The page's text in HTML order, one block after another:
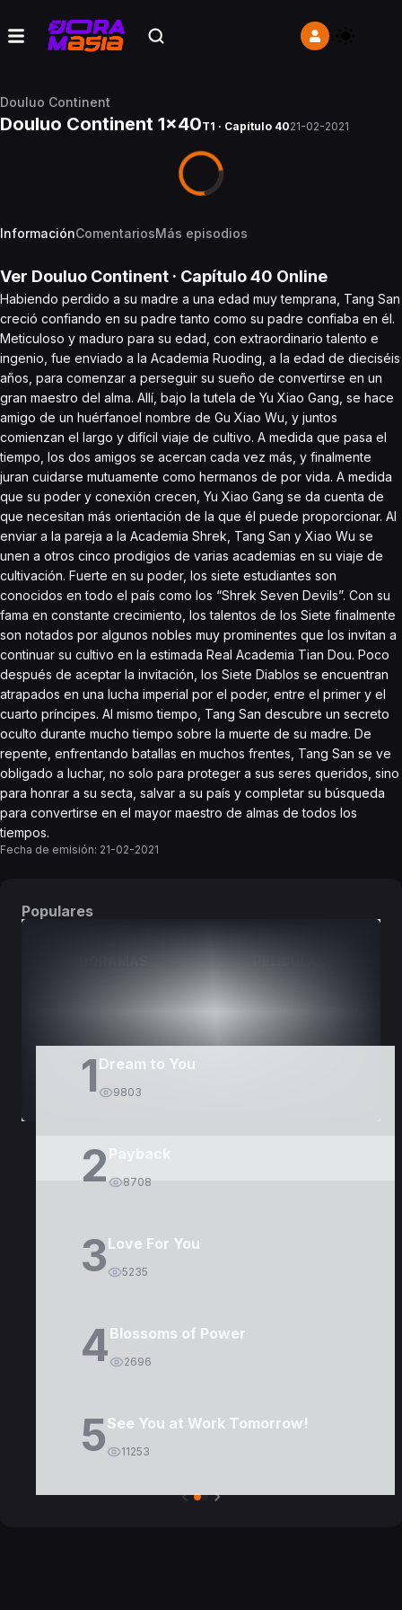
Douluo Continent
Douluo Continent 1x40T1 · Capítulo 4021-02-2021
InformaciónComentariosMás episodios
Ver Douluo Continent · Capítulo40 Online
Habiendo perdido a su madre a una edad muy temprana, Tang San
creció confiando en su padre tanto como su padre confiaba en él.
Meticuloso y maduro para su edad, con extraordinario talento e
ingenio, fue enviado a la Academia Ruoding, a la edad de dieciséis
años, para comenzar a perseguir su sueño de convertirse en un
gran maestro del alma. Allí, bajo la tutela de Yu Xiao Gang, se hace
amigo de un huérfanoel nombre de Gu Xiao Wu, y juntos
comienzan el largo y difícil viaje de cultivo. A medida que pasa el
tiempo, los dos amigos se acercan cada vez más, y finalmente
juran cuidarse mutuamente como hermanos de por vida. A medida
que su poder y conexión crecen, Yu Xiao Gang se da cuenta de
que necesitan más orientación de la que él puede proporcionar. Al
enviar a la pareja a la Academia Shrek, Tang San y Xiao Wu se
unen a otros cinco prodigios de varias academias en su viaje de
cultivación. Fuerte en su poder, los siete estudiantes son
conocidos en todo el país como los “Shrek Seven Devils”. Con su
fama en constante crecimiento, los talentos de los Siete finalmente
son notados por algunos nobles muy prominentes que los invitan a
continuar su cultivo en la estimada Real Academia Tian Dou. Poco
después de aceptar la invitación, los Siete Diablos se encuentran
atrapados en una lucha imperial por el poder, entre el primer y el
cuarto príncipes. Al mismo tiempo, Tang San descubre un secreto
oculto durante mucho tiempo sobre la muerte de su madre. De
repente, enfrentando batallas en muchos frentes, Tang San se ve
obligado a luchar, no solo para proteger a sus seres queridos, sino
para honrar a su secta, salvar a su país y completar su búsqueda
para convertirse en el mayor maestro de almas de todos los
tiempos.
Fecha de emisión: 21-02-2021
Populares
1 Dream to You
9803
2 8708
3Love For You
5235
4Blossoms of Power
2696
5See You at Work Tomorrow!
11253